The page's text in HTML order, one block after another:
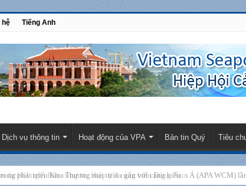
hệ Tiếng Anh
Dịch vụ thông tin Hoạt động của VPA Bản tin Quý Tiêu
dự Hội nghị Ban công tác Hiệp hội cảng biển Đông Nam Á (APA WCM)